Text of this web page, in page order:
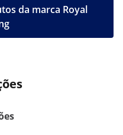
da marca Royal